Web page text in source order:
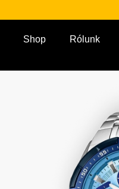
Shop Rólunk